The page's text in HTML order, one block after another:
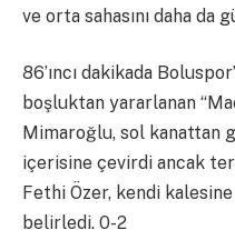
ve orta sahasını daha da
86’ıncı dakikada
boşluktan yararlanan
Mimaroğlu, sol kanattan
içerisine çevirdi ancak
Fethi Özer, kendi
belirledi. 0-2